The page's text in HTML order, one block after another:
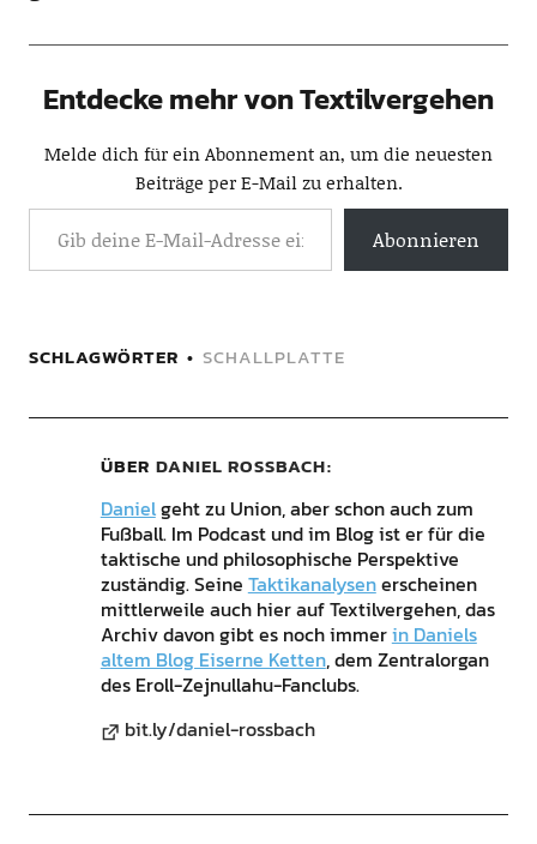
Entdecke mehr von Textilvergehen
Melde dich für ein Abonnement an, um die neuesten
Beiträge per E-Mail zu erhalten.
Abonnieren
SCHLAGWÖRTER SCHALLPLATTE
ÜBER DANIEL ROSSBACH
Danielgeht zu Union, aber schon auch zum
Fußball. Im Podcast und im Blog ist er für die
taktische und philosophische Perspektive
zuständig. Seine Taktikanalysenerscheinen
mittlerweile auch hier auf Textilvergehen, das
Archiv davon gibt es noch immerin Daniels
altem Blog Eiserne Ketten, dem Zentralorgan
des Eroll-Zejnullahu-Fanclubs.
bit.ly/daniel-rossbach